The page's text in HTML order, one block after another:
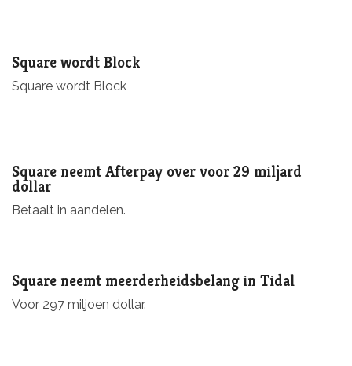
Square wordt Block
Square wordt Block
Square neemt Afterpay over voor 29 miljard
dollar
Betaalt in aandelen.
Square neemt meerderheidsbelang in Tidal
Voor 297 miljoen dollar.